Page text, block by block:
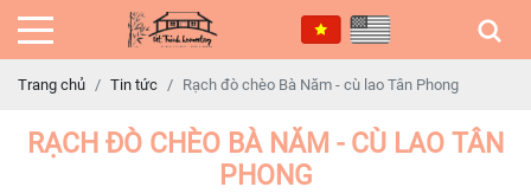
Trang chủ Tin tức Rạch đò chèo Bà Năm - cù lao Tân Phong
RẠCH ĐÒ CHÈO BÀ NĂM - CÙ LAO TÂN
PHONG